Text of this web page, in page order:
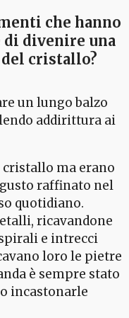
che hanno
di divenire una
cristallo?
un lungo balzo
addirittura ai
ma erano
raffinato nel
quotidiano.
ricavandone
e intrecci
loro le pietre
è sempre stato
incastonarle